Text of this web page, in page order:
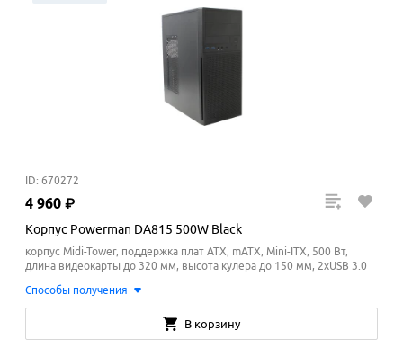
ID: 670272
4 960 ₽
Корпус Powerman DA815 500W Black
корпус Midi-Tower, поддержка плат ATX, mATX, Mini-ITX, 500 Вт,
длина видеокарты до 320 мм, высота кулера до 150 мм, 2xUSB 3.0
Способы получения
В корзину